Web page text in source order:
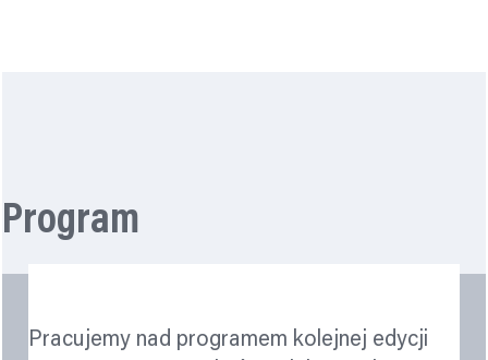
Program
Pracujemy nad programem kolejnej edycji